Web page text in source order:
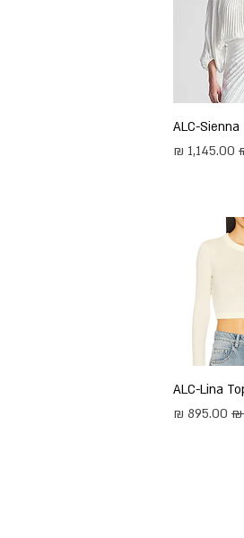
ALC-Sienna
מחיר מבצע
ALC-Lina
מחיר מבצע